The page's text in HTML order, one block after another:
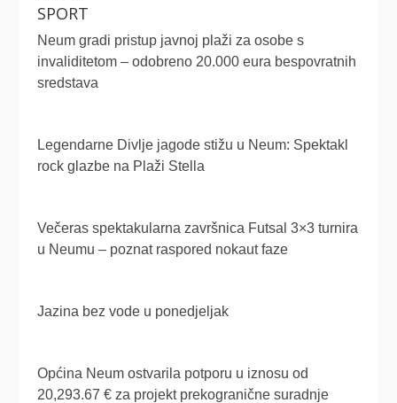
SPORT
Neum gradi pristup javnoj plaži za osobe s
invaliditetom – odobreno 20.000 eura bespovratnih
sredstava
Legendarne Divlje jagode stižu u Neum: Spektakl
rock glazbe na Plaži Stella
Večeras spektakularna završnica Futsal 3×3 turnira
u Neumu – poznat raspored nokaut faze
Jazina bez vode u ponedjeljak
Općina Neum ostvarila potporu u iznosu od
20,293.67 € za projekt prekogranične suradnje